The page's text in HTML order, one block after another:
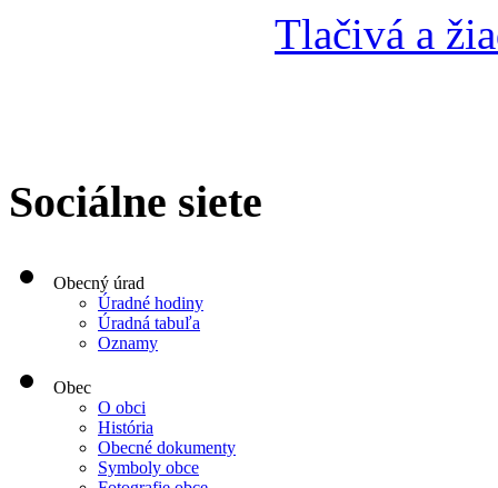
Tlačivá a
Sociálne siete
Obecný úrad
Úradné hodiny
Úradná tabuľa
Oznamy
Obec
O obci
História
Obecné dokumenty
Symboly obce